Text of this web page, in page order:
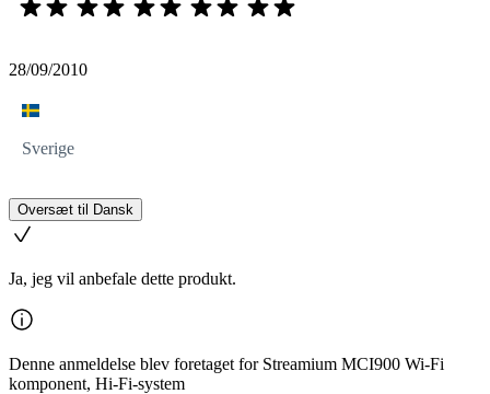
28/09/2010
Sverige
Oversæt til Dansk
Ja, jeg vil anbefale dette produkt.
Denne anmeldelse blev foretaget for Streamium MCI900 Wi-Fi
komponent, Hi-Fi-system